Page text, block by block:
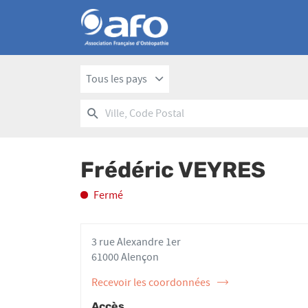
Tous les pays
Ville,RECHERCHER
UN
AFO
Frédéric VEYRES
Fermé
3 rue Alexandre 1er
61000 Alençon
Recevoir les coordonnées
de
l'ostéopathe